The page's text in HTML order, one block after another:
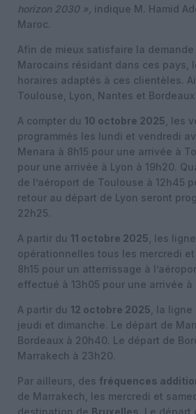
horizon 2030 », indique M. Hamid
Maroc.
Afin de mieux satisfaire la
Marocains résidant dans ces pays,
horaires adaptés à ces clientèles.
Toulouse, Lyon, Nantes et
A compter du 10 octobre 2025 , les
programmés les lundi et vendredi
Menara à 8h15 pour une arrivée à
pour une arrivée à Lyon à 19h20.
de l’aéroport de Toulouse à 12h45
retour au départ de Lyon seront
22h25.
A partir du 11 octobre 2025 , les
opérationnelles tous les mercredi
8h15 pour un atterrissage à
effectué à 13h05 pour une arrivée à
A partir du 12 octobre 2025 , la
jeudi et dimanche. Le départ de
Bordeaux à 20h40. Le départ de
Marrakech à 23h20.
Par ailleurs, des fréquences
de Marrakech, les mercredi et
destination de Bruxelles. Le départ